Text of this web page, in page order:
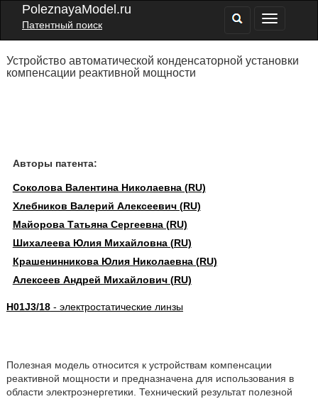
PoleznayaModel.ru
Патентный поиск
Устройство автоматической конденсаторной установки
компенсации реактивной мощности
Авторы патента:
Соколова Валентина Николаевна (RU)
Хлебников Валерий Алексеевич (RU)
Майорова Татьяна Сергеевна (RU)
Шихалеева Юлия Михайловна (RU)
Крашенинникова Юлия Николаевна (RU)
Алексеев Андрей Михайлович (RU)
H01J3/18- электростатические линзы
Полезная модель относится к устройствам компенсации
реактивной мощности и предназначена для использования в
области электроэнергетики. Технический результат полезной